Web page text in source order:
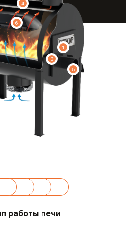
1
3
4
5
6
работы печи